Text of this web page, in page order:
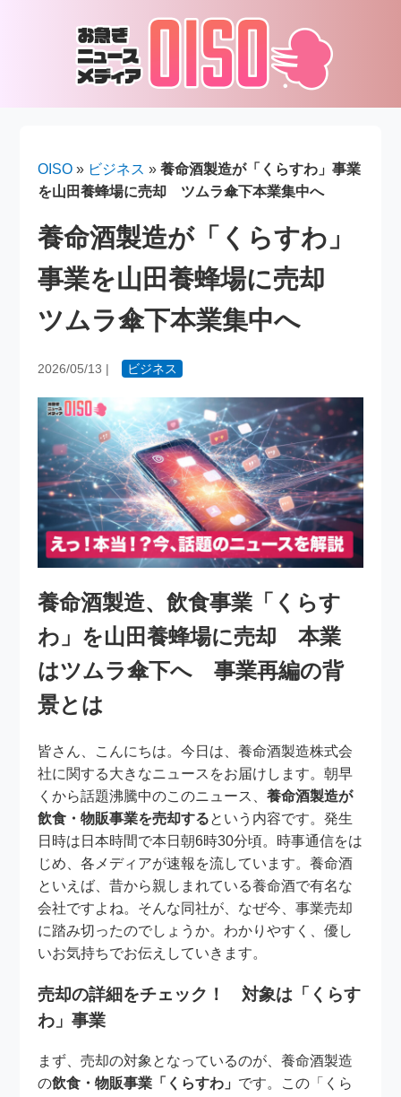
OISO » ビジネス »養命酒製造が「くらすわ」事業
を山田養蜂場に売却 ツムラ傘下本業集中へ
養命酒製造が「くらすわ」
事業を山田養蜂場に売却
ツムラ傘下本業集中へ
2026/05/13 | ビジネス
養命酒製造、飲食事業「くらす
わ」を山田養蜂場に売却 本業
はツムラ傘下へ 事業再編の背
景とは
皆さん、こんにちは。今日は、養命酒製造株式会
社に関する大きなニュースをお届けします。朝早
くから話題沸騰中のこのニュース、養命酒製造が
飲食・物販事業を売却するという内容です。発生
日時は日本時間で本日朝6時30分頃。時事通信をは
じめ、各メディアが速報を流しています。養命酒
といえば、昔から親しまれている養命酒で有名な
会社ですよね。そんな同社が、なぜ今、事業売却
に踏み切ったのでしょうか。わかりやすく、優し
いお気持ちでお伝えしていきます。
売却の詳細をチェック！ 対象は「くらす
わ」事業
まず、売却の対象となっているのが、養命酒製造
の飲食・物販事業「くらすわ」 です。この「くら